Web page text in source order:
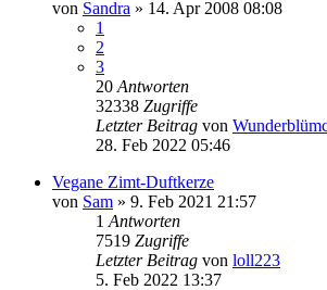
von Sandra » 14. Apr 2008 08:08
1
2
3
20 Antworten
32338 Zugriffe
Letzter Beitrag von
28. Feb 2022 05:46
Vegane Zimt-Duftkerze
von Sam » 9. Feb 2021 21:57
1 Antworten
7519 Zugriffe
Letzter Beitrag von loll223
5. Feb 2022 13:37